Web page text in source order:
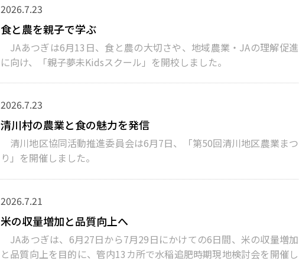
2026.7.23
食と農を親子で学ぶ
JAあつぎは6月13日、食と農の大切さや、地域農業・JAの理解促進
に向け、「親子夢未Kidsスクール」を開校しました。
2026.7.23
清川村の農業と食の魅力を発信
清川地区協同活動推進委員会は6月7日、「第50回清川地区農業まつ
り」を開催しました。
2026.7.21
米の収量増加と品質向上へ
JAあつぎは、6月27日から7月29日にかけての6日間、米の収量増加
と品質向上を目的に、管内13カ所で水稲追肥時期現地検討会を開催し